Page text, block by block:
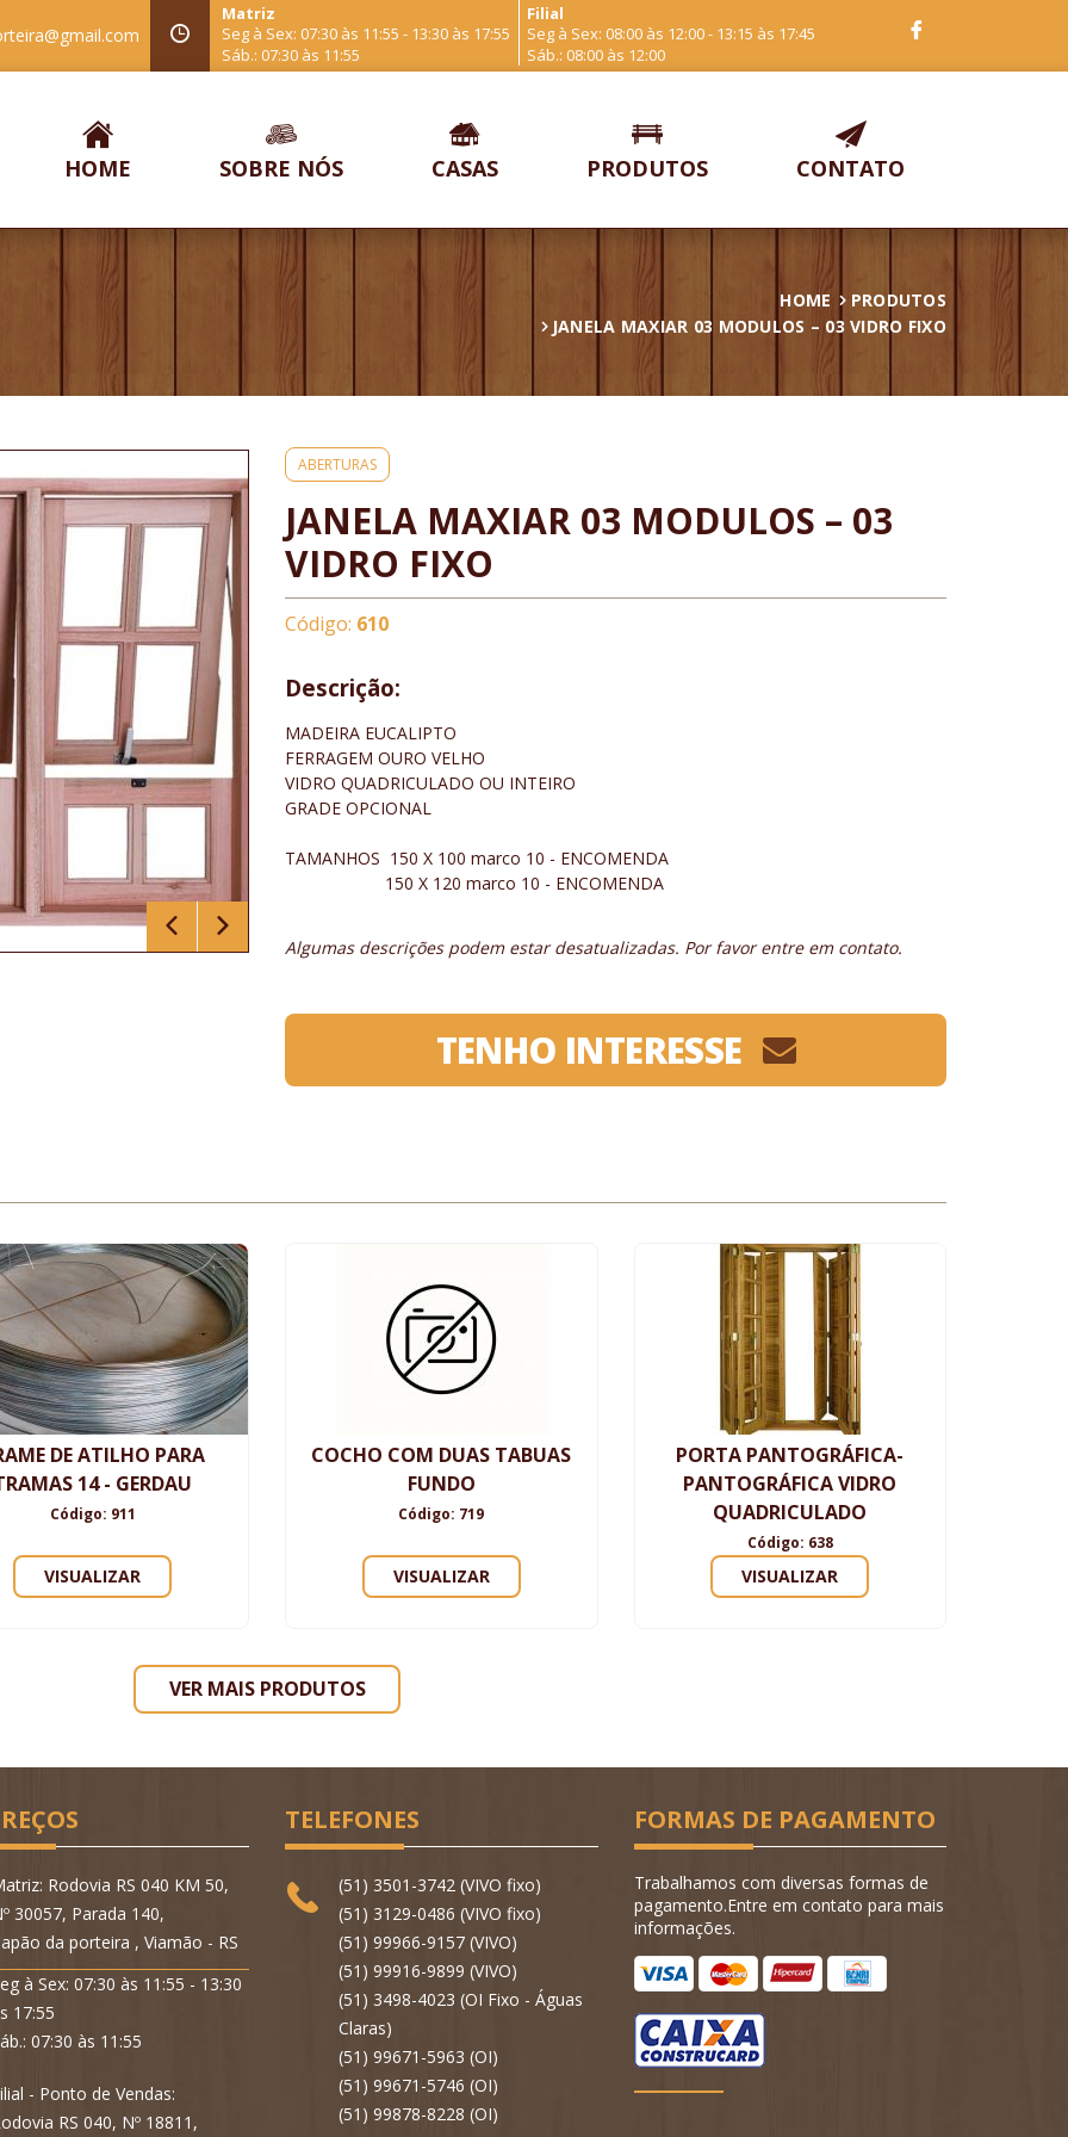
Matriz
Seg à Sex: 07:30 às 11:55 - 13:30 às 17:55
Sáb.: 07:30 às 11:55
Filial
Seg à Sex: 08:00 às 12:00 - 13:15 às 17:45
Sáb.: 08:00 às 12:00
HOME SOBRE NÓS CASAS PRODUTOS CONTATO
HOME
PRODUTOS
JANELA MAXIAR 03 MODULOS – 03 VIDRO FIXO
ABERTURAS
JANELA MAXIAR 03 MODULOS – 03
VIDRO FIXO
Código: 610
Descrição:
MADEIRA EUCALIPTO
FERRAGEM OURO VELHO
VIDRO QUADRICULADO OU INTEIRO
GRADE OPCIONAL
TAMANHOS 150 X 100 marco 10 - ENCOMENDA
150 X 120 marco 10 - ENCOMENDA
Algumas descrições podem estar desatualizadas. Por favor entre em contato.
TENHO INTERESSE
DE ATILHO PARA
14 - GERDAU
Código: 911
VISUALIZAR
COCHO COM DUAS TABUAS
FUNDO
Código: 719
VISUALIZAR
PORTA PANTOGRÁFICA-
PANTOGRÁFICA VIDRO
QUADRICULADO
Código: 638
VISUALIZAR
VER MAIS PRODUTOS
Rodovia RS 040 KM 50,
30057, Parada 140,
da porteira , Viamão - RS
à Sex: 07:30 às 11:55 - 13:30
17:55
07:30 às 11:55
- Ponto de Vendas:
RS 040, Nº 18811,
TELEFONES
(51) 3501-3742 (VIVO fixo)
(51) 3129-0486 (VIVO fixo)
(51) 99966-9157 (VIVO)
(51) 99916-9899 (VIVO)
(51) 3498-4023 (OI Fixo - Águas
Claras)
(51) 99671-5963 (OI)
(51) 99671-5746 (OI)
(51) 99878-8228 (OI)
FORMAS DE PAGAMENTO
Trabalhamos com diversas formas de
pagamento.Entre em contato para mais
informações.